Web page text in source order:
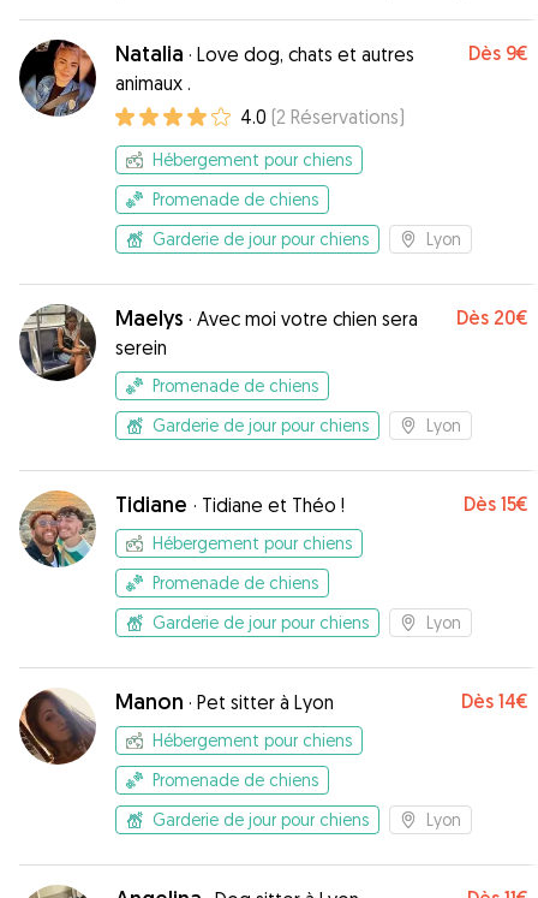
cariñoso con nuestra niña. Los dueños un amor
de personas. Gracias por la oportunidad de
habernos confiado a su bebé.”
Natalia · Love dog, chats et autres
animaux .
Dès 9€
4.0 (2 Réservations)
Hébergement pour chiens
Promenade de chiens
Garderie de jour pour chiens
Lyon
Maelys · Avec moi votre chien sera
serein
Dès 20€
Promenade de chiens
Garderie de jour pour chiens
Lyon
Tidiane · Tidiane et Théo ! Dès 15€
Hébergement pour chiens
Promenade de chiens
Garderie de jour pour chiens
Lyon
Manon · Pet sitter à Lyon Dès 14€
Hébergement pour chiens
Promenade de chiens
Garderie de jour pour chiens
Lyon